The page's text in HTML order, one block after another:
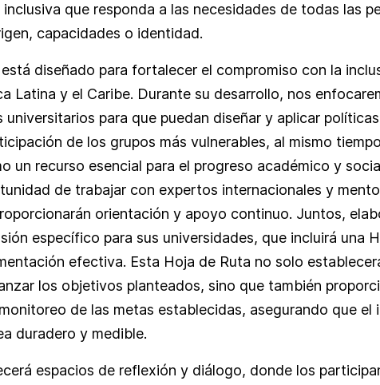
que responda a las necesidades de todas las
capacidades o identidad.
diseñado para fortalecer el compromiso con la
Latina y el Caribe. Durante su desarrollo, nos
para que puedan diseñar y aplicar
de los grupos más vulnerables, al mismo
un recurso esencial para el progreso académico y
de trabajar con expertos internacionales y
orientación y apoyo continuo. Juntos,
específico para sus universidades, que incluirá una
efectiva. Esta Hoja de Ruta no solo
los objetivos planteados, sino que también
de las metas establecidas, asegurando que el
duradero y medible.
espacios de reflexión y diálogo, donde los